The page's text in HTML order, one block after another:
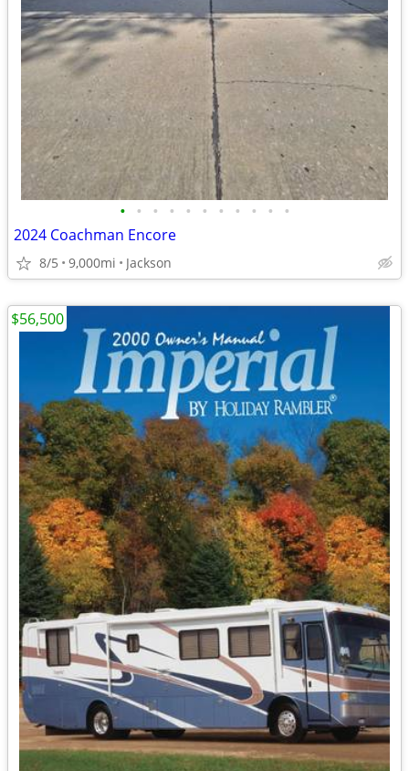
• • • • • • • • • • •
2024 Coachman Encore
8/5 9,000mi Jackson
$56,500